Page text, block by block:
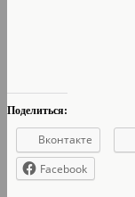
Поделиться:
Вконтакте
Facebook